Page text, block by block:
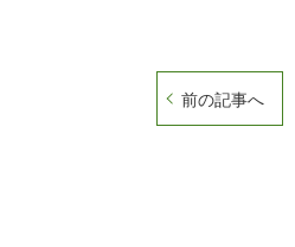
前の記事へ